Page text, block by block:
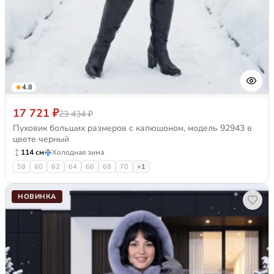
4.8
17 721 ₽23 434 ₽
Пуховик больших размеров с капюшоном, модель 92943 в
цвете черный
114 см Холодная зима
58 60 62 64 66 68 70 +1
НОВИНКА